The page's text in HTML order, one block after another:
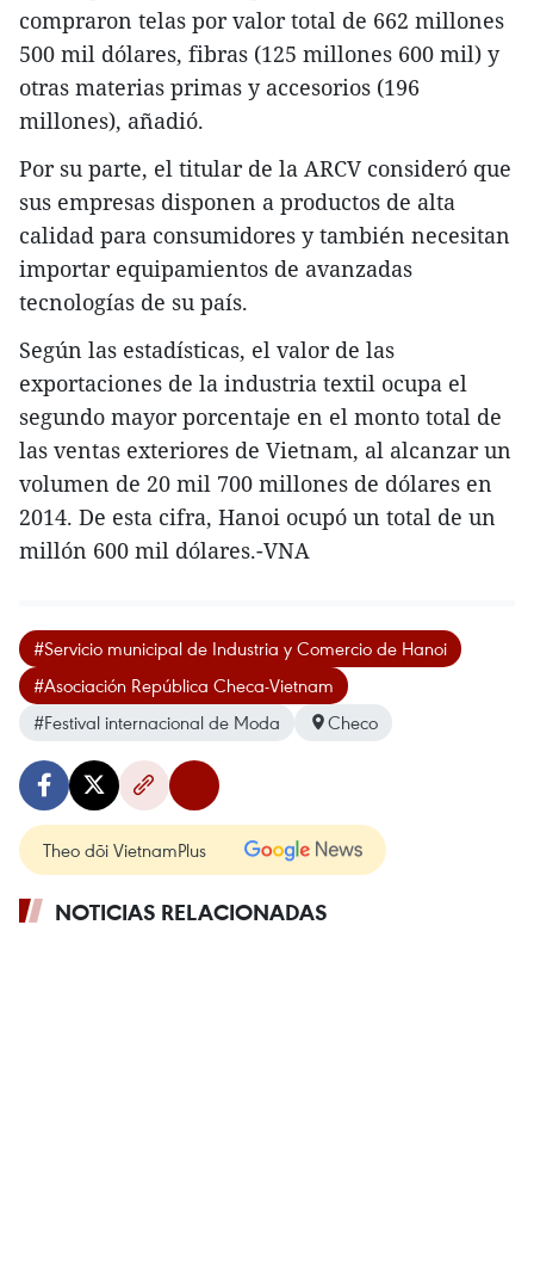
compraron telas por valor total de 662 millones
500 mil dólares, fibras (125 millones 600 mil) y
otras materias primas y accesorios (196
millones), añadió.
Por su parte, el titular de la ARCV consideró que
sus empresas disponen a productos de alta
calidad para consumidores y también necesitan
importar equipamientos de avanzadas
tecnologías de su país.
Según las estadísticas, el valor de las
exportaciones de la industria textil ocupa el
segundo mayor porcentaje en el monto total de
las ventas exteriores de Vietnam, al alcanzar un
volumen de 20 mil 700 millones de dólares en
2014. De esta cifra, Hanoi ocupó un total de un
millón 600 mil dólares.-VNA
#Servicio municipal de Industria y Comercio de Hanoi
#Asociación República Checa-Vietnam
#Festival internacional de Moda
Checo
Theo dõi VietnamPlus
NOTICIAS RELACIONADAS